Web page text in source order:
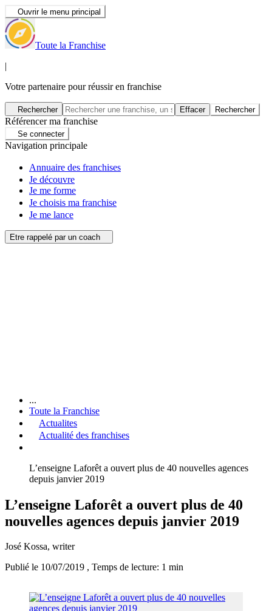
Ouvrir le menu principal
Toute la Franchise
|
Votre partenaire pour réussir en franchise
Rechercher Effacer Rechercher
Référencer ma franchise
Se connecter
Navigation principale
Annuaire des franchises
Je découvre
Je me forme
Je choisis ma franchise
Je me lance
Etre rappelé par un coach
...
Toute la Franchise
Actualites
Actualité des franchises
L’enseigne Laforêt a ouvert plus de 40 nouvelles agences
depuis janvier 2019
L’enseigne Laforêt a ouvert plus de 40
nouvelles agences depuis janvier 2019
José Kossa, writer
Publié le 10/07/2019 , Temps de lecture: 1 min